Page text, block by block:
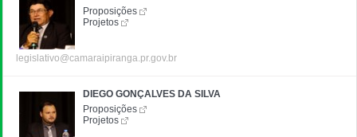
Proposições
Projetos
legislativo@camaraipiranga.pr.gov.br
DIEGO GONÇALVES DA SILVA
Proposições
Projetos